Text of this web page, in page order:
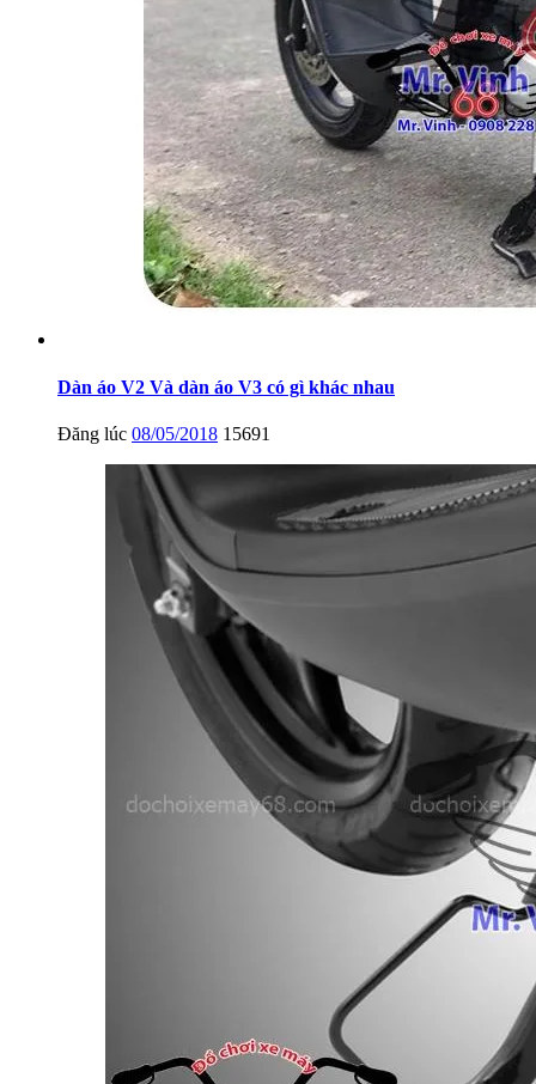
Dàn áo V2 Và dàn áo V3 có gì khác nhau
Đăng lúc 08/05/2018 15691